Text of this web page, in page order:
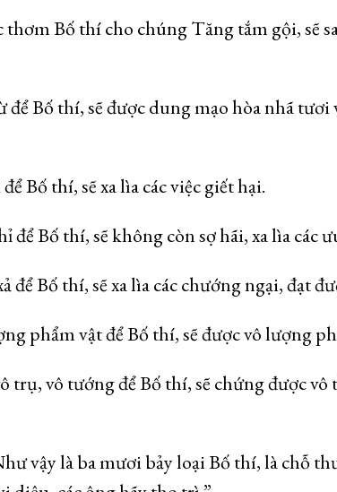
Bố thí cho chúng Tăng tắm gội, sẽ
Bố thí, sẽ được dung mạo hòa nhã tươi
Bố thí, sẽ xa lìa các việc giết hại.
Bố thí, sẽ không còn sợ hãi, xa lìa các
để Bố thí, sẽ xa lìa các chướng ngại, đạt
phẩm vật để Bố thí, sẽ được vô lượng
trụ, vô tướng để Bố thí, sẽ chứng được
vậy là ba mươi bảy loại Bố thí, là chỗ